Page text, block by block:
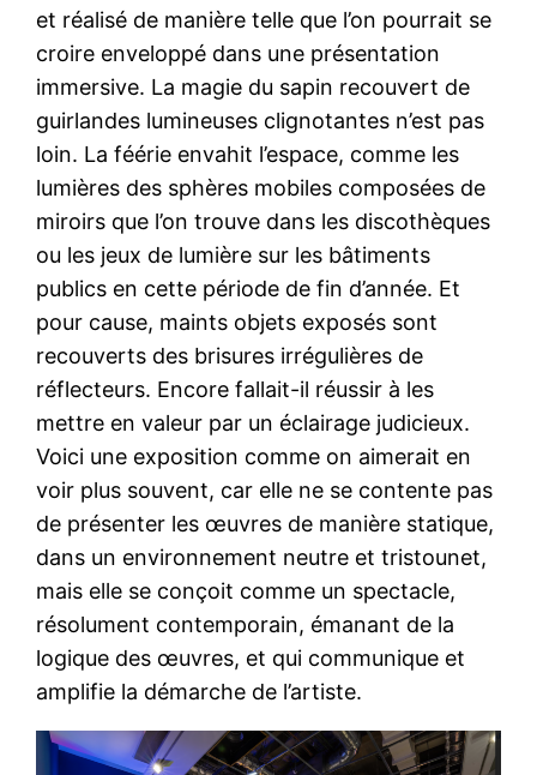
et réalisé de manière telle que l’on pourrait se
croire enveloppé dans une présentation
immersive. La magie du sapin recouvert de
guirlandes lumineuses clignotantes n’est pas
loin. La féérie envahit l’espace, comme les
lumières des sphères mobiles composées de
miroirs que l’on trouve dans les discothèques
ou les jeux de lumière sur les bâtiments
publics en cette période de fin d’année. Et
pour cause, maints objets exposés sont
recouverts des brisures irrégulières de
réflecteurs. Encore fallait-il réussir à les
mettre en valeur par un éclairage judicieux.
Voici une exposition comme on aimerait en
voir plus souvent, car elle ne se contente pas
de présenter les œuvres de manière statique,
dans un environnement neutre et tristounet,
mais elle se conçoit comme un spectacle,
résolument contemporain, émanant de la
logique des œuvres, et qui communique et
amplifie la démarche de l’artiste.